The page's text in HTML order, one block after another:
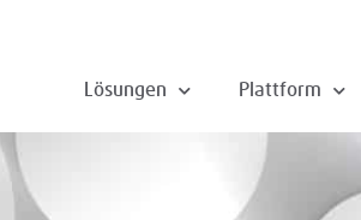
Lösungen Plattform